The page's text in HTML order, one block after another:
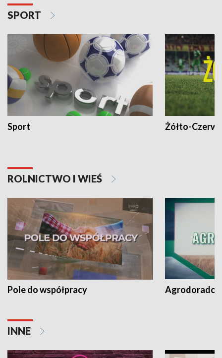
SPORT
Sport Żółto-
ROLNICTWO I WIEŚ
Pole do współpracy Agrodoradcy
INNE